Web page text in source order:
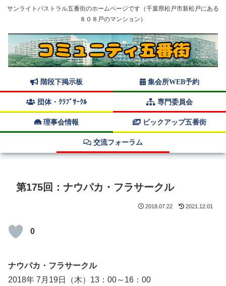
サンライトパストラル五番街のホームページです（千葉県松戸市新松戸にある
８０８戸のマンション）
階段下掲示板 集会所WEB予約
団体・ｸﾗﾌﾞｻｰｸﾙ 専門委員会
理事会情報 ピックアップ五番街
交流フォーラム
第175回：ナウパカ・フラサークル
2018.07.22 2021.12.01
0
ナウパカ・フラサークル
2018年 7月19日（木）13：00～16：00